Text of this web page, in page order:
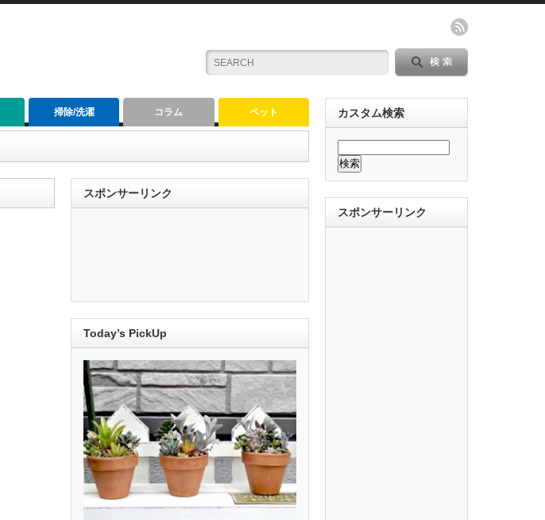
掃除/洗濯 コラム ペット
スポンサーリンク
Today’s PickUp
カスタム検索
スポンサーリンク